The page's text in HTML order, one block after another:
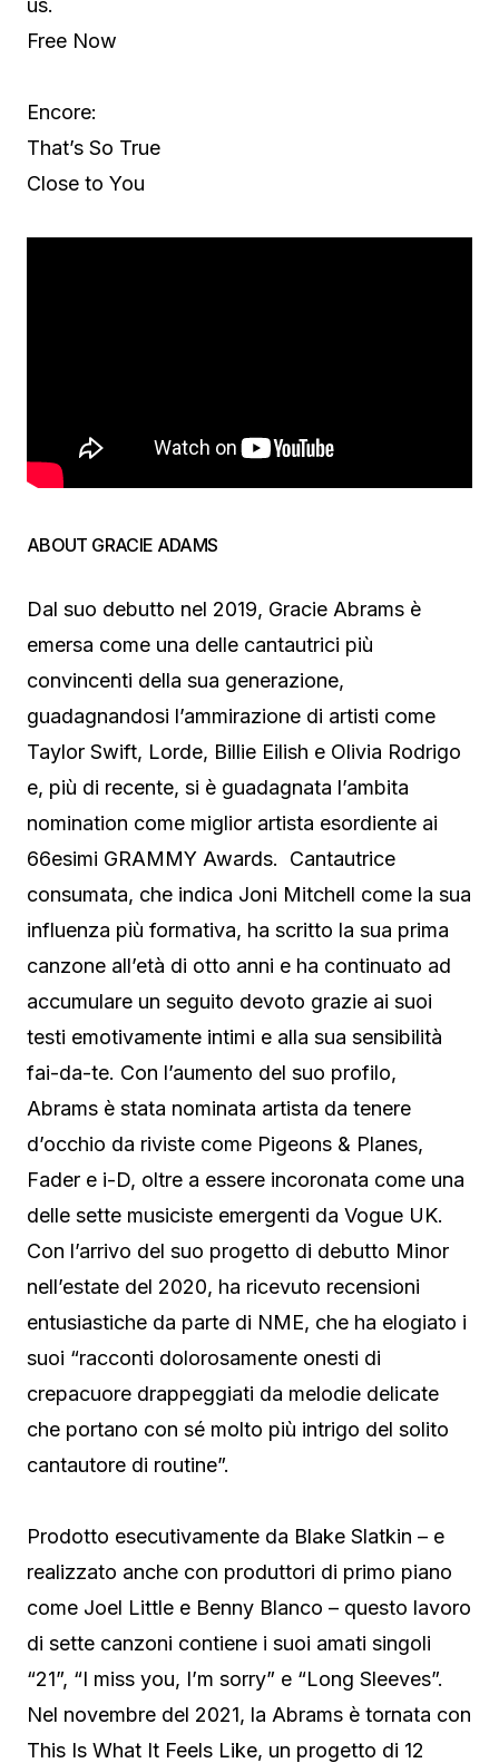
Free Now
Encore:
That’s So True
Close to You
ABOUT GRACIE ADAMS
Dal suo debutto nel 2019, Gracie Abrams è
emersa come una delle cantautrici più
convincenti della sua generazione,
guadagnandosi l’ammirazione di artisti come
Taylor Swift, Lorde, Billie Eilish e Olivia Rodrigo
e, più di recente, si è guadagnata l’ambita
nomination come miglior artista esordiente ai
66esimi GRAMMY Awards. Cantautrice
consumata, che indica Joni Mitchell come la sua
influenza più formativa, ha scritto la sua prima
canzone all’età di otto anni e ha continuato ad
accumulare un seguito devoto grazie ai suoi
testi emotivamente intimi e alla sua sensibilità
fai-da-te. Con l’aumento del suo profilo,
Abrams è stata nominata artista da tenere
d’occhio da riviste come Pigeons & Planes,
Fader e i-D, oltre a essere incoronata come una
delle sette musiciste emergenti da Vogue UK.
Con l’arrivo del suo progetto di debutto Minor
nell’estate del 2020, ha ricevuto recensioni
entusiastiche da parte di NME, che ha elogiato i
suoi “racconti dolorosamente onesti di
crepacuore drappeggiati da melodie delicate
che portano con sé molto più intrigo del solito
cantautore di routine”.
Prodotto esecutivamente da Blake Slatkin – e
realizzato anche con produttori di primo piano
come Joel Little e Benny Blanco – questo lavoro
di sette canzoni contiene i suoi amati singoli
“21”, “I miss you, I’m sorry” e “Long Sleeves”.
Nel novembre del 2021, la Abrams è tornata con
This Is What It Feels Like, un progetto di 12